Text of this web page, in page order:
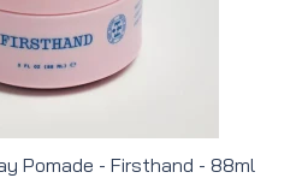
Pomade - Firsthand - 88ml